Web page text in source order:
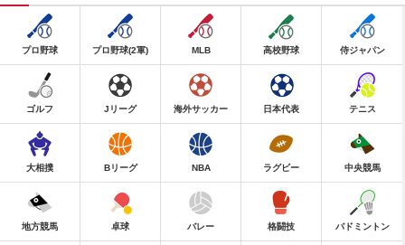
プロ野球 プロ野球(2軍) MLB 高校野球 侍ジャパン
ゴルフ Jリーグ 海外サッカー 日本代表 テニス
大相撲 Bリーグ NBA ラグビー 中央競馬
地方競馬 卓球 バレー 格闘技 バドミントン